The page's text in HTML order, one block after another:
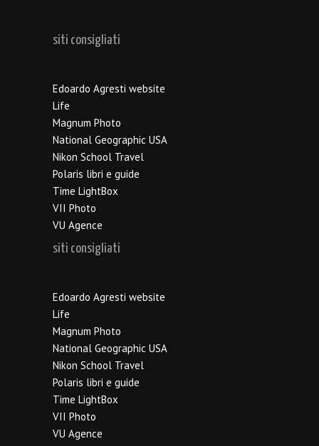
siti consigliati
Edoardo Agresti website
Life
Magnum Photo
National Geographic USA
Nikon School Travel
Polaris libri e guide
Time LightBox
VII Photo
VU Agence
siti consigliati
Edoardo Agresti website
Life
Magnum Photo
National Geographic USA
Nikon School Travel
Polaris libri e guide
Time LightBox
VII Photo
VU Agence